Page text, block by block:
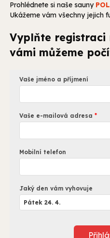
Prohlédnete si naše sauny
Ukážeme vám všechny jejich
Vyplňte registraci
vámi můžeme
Vaše jméno a příjmení
Vaše e-mailová adresa
Mobilní telefon
Jaký den vám vyhovuje